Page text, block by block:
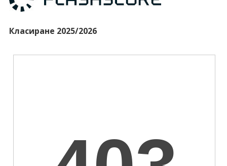
Класиране 2025/2026